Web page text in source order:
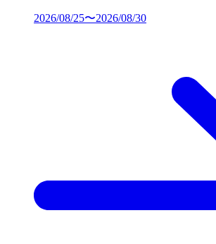
2026/08/25〜2026/08/30